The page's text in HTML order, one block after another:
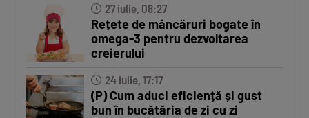
27 iulie, 08:27
Rețete de mâncăruri bogate în
omega-3 pentru dezvoltarea
creierului
24 iulie, 17:17
(P) Cum aduci eficiență și gust
bun în bucătăria de zi cu zi